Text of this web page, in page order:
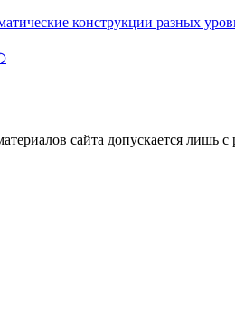
конструкции разных
сайта допускается лишь